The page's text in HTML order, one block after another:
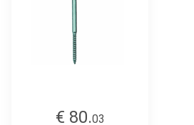
€ 80.03